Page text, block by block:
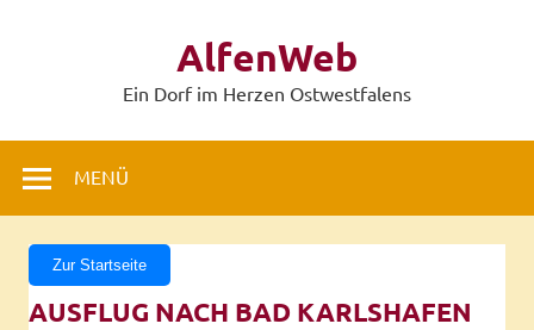
AlfenWeb
Ein Dorf im Herzen Ostwestfalens
MENÜ
Zur Startseite
AUSFLUG NACH BAD KARLSHAFEN